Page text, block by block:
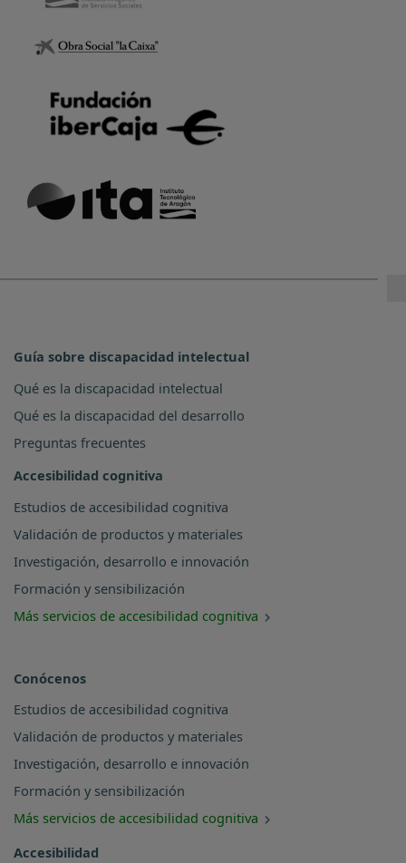
Guía sobre discapacidad intelectual
Qué es la discapacidad intelectual
Qué es la discapacidad del desarrollo
Preguntas frecuentes
Accesibilidad cognitiva
Estudios de accesibilidad cognitiva
Validación de productos y materiales
Investigación, desarrollo e innovación
Formación y sensibilización
Más servicios de accesibilidad cognitiva
Conócenos
Estudios de accesibilidad cognitiva
Validación de productos y materiales
Investigación, desarrollo e innovación
Formación y sensibilización
Más servicios de accesibilidad cognitiva
Accesibilidad